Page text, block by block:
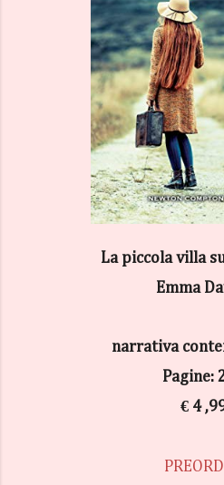
La piccola villa
Emma
narrativa
Pagine:
€ 4